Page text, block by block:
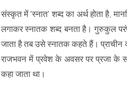
संस्कृत में 'स्नात' शब्द का अर्थ होता है,
लगाकर स्नातक शब्द बनता है। गुरुकुल
जाता है तब उसे स्नातक कहते हैं। प्राचीन
राजभवन में प्रवेश के अवसर पर प्रजा के
कहा जाता था।